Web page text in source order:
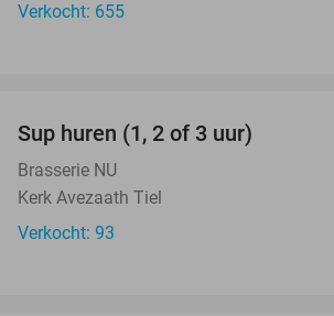
Verkocht: 655
Sup huren (1, 2 of 3 uur)
Brasserie NU
Kerk Avezaath Tiel
Verkocht: 93